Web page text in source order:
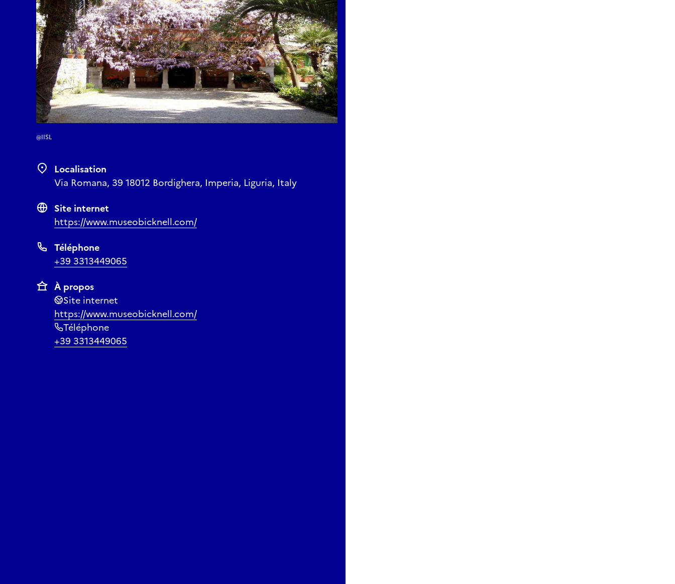
@IISL
Localisation
Via Romana, 39 18012 Bordighera, Imperia, Liguria, Italy
Site internet
https://www.museobicknell.com/
Téléphone
+39 3313449065
À propos
Site internet
https://www.museobicknell.com/
Téléphone
+39 3313449065